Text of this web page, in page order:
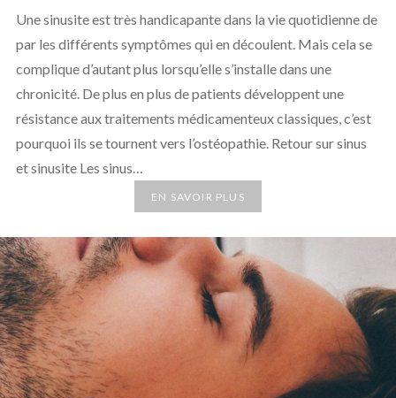
Une sinusite est très handicapante dans la vie quotidienne de
par les différents symptômes qui en découlent. Mais cela se
complique d’autant plus lorsqu’elle s’installe dans une
chronicité. De plus en plus de patients développent une
résistance aux traitements médicamenteux classiques, c’est
pourquoi ils se tournent vers l’ostéopathie. Retour sur sinus
et sinusite Les sinus…
EN SAVOIR PLUS